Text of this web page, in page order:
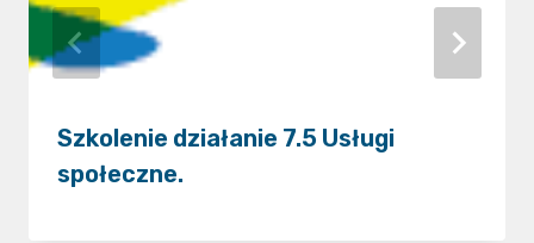
Szkolenie działanie 7.5 Usługi
społeczne.